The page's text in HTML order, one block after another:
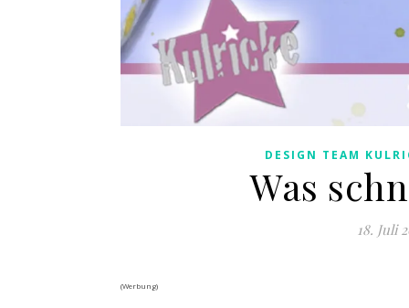
DESIGN TEAM
Was
18. Juli
(Werbung)